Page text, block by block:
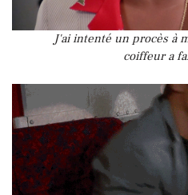
J'ai intenté un procès à
coiffeur a